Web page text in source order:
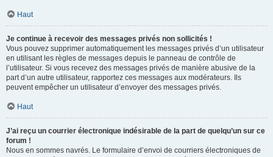
Haut
Je continue à recevoir des messages privés non sollicités !
Vous pouvez supprimer automatiquement les messages privés d’un utilisateur
en utilisant les règles de messages depuis le panneau de contrôle de
l’utilisateur. Si vous recevez des messages privés de manière abusive de la
part d’un autre utilisateur, rapportez ces messages aux modérateurs. Ils
peuvent empêcher un utilisateur d’envoyer des messages privés.
Haut
J’ai reçu un courrier électronique indésirable de la part de quelqu’un sur ce
forum !
Nous en sommes navrés. Le formulaire d’envoi de courriers électroniques de